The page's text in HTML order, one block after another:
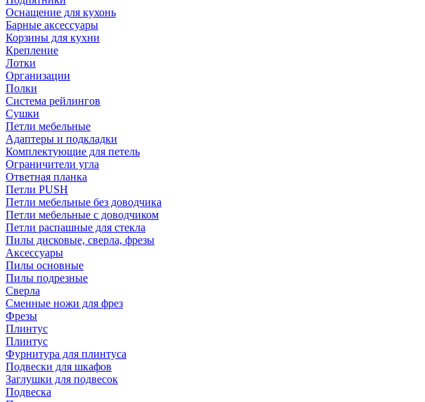
Оснащение для кухонь
Барные аксессуары
Корзины для кухни
Крепление
Лотки
Организации
Полки
Система рейлингов
Сушки
Петли мебельные
Адаптеры и подкладки
Комплектующие для петель
Ограничители угла
Ответная планка
Петли PUSH
Петли мебельные без доводчика
Петли мебельные с доводчиком
Петли распашные для стекла
Пилы дисковые, сверла, фрезы
Аксессуары
Пилы основные
Пилы подрезные
Сверла
Сменные ножи для фрез
Фрезы
Плинтус
Плинтус
Фурнитура для плинтуса
Подвески для шкафов
Заглушки для подвесок
Подвеска